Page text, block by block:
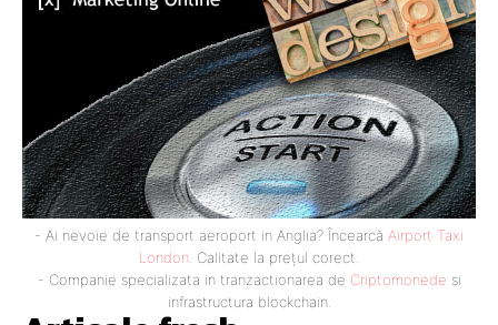
- Ai nevoie de transport aeroport in Anglia? Încearcă Airport Taxi
London . Calitate la prețul corect.
- Companie specializata in tranzactionarea de Criptomonede si
infrastructura blockchain.